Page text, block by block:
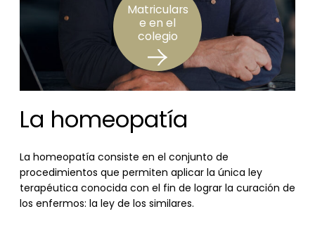
Matriculars
e en el
colegio
La homeopatía
La homeopatía consiste en el conjunto de
procedimientos que permiten aplicar la única ley
terapéutica conocida con el fin de lograr la curación de
los enfermos: la ley de los similares.